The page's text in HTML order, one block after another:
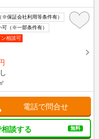
保証会社利用等条件有）
可（※一部条件有）
相談可
電話で問合せ
談する 無料